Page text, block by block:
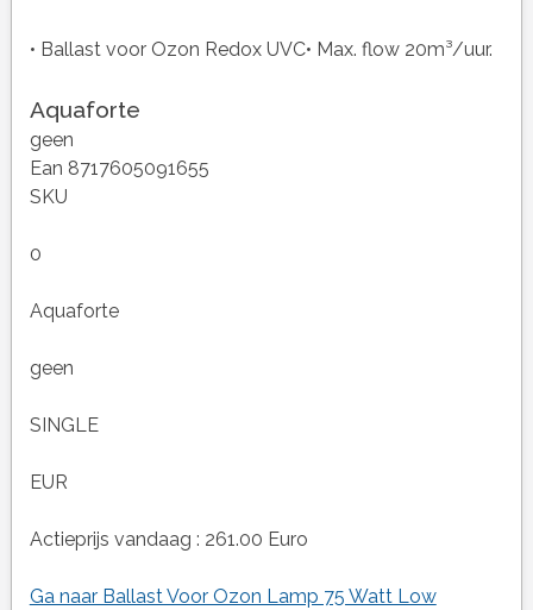
• Ballast voor Ozon Redox UVC• Max. flow 20m³/uur.
Aquaforte
geen
Ean 8717605091655
SKU
0
Aquaforte
geen
SINGLE
EUR
Actieprijs vandaag : 261.00 Euro
Ga naar Ballast Voor Ozon Lamp 75 Watt Low